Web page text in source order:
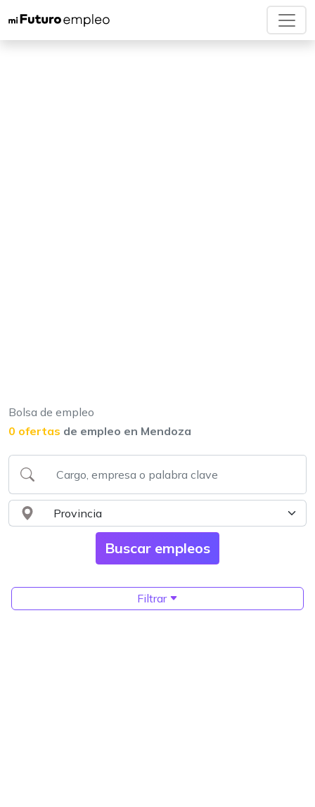
Bolsa de empleo
0 ofertas de empleo en Mendoza
Filtrar